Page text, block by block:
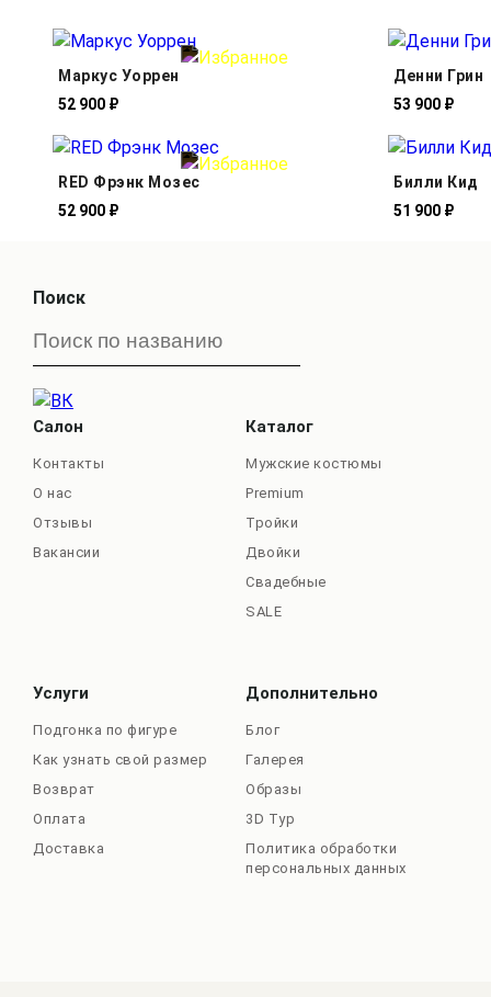
Маркус Уоррен
52 900 ₽
Денни Грин
53 900 ₽
RED Фрэнк Мозес
52 900 ₽
Билли Кид
51 900 ₽
Поиск
Салон
Контакты
О нас
Отзывы
Вакансии
Каталог
Мужские костюмы
Premium
Тройки
Двойки
Свадебные
SALE
Услуги
Подгонка по фигуре
Как узнать свой размер
Возврат
Оплата
Доставка
Дополнительно
Блог
Галерея
Образы
3D Тур
Политика обработки
персональных данных